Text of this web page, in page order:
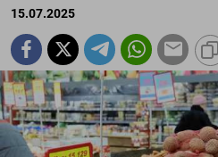
15.07.2025